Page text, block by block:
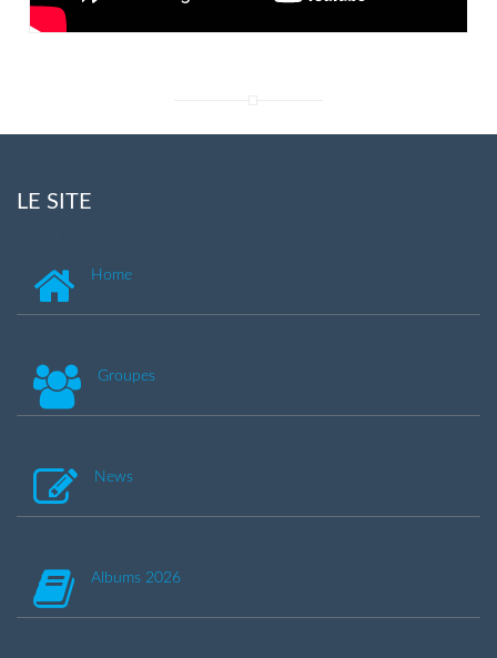
LE SITE
Home
Groupes
News
Albums 2026